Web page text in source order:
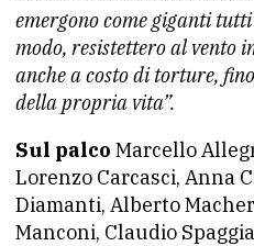
emergono come giganti
modo, resistettero al vento
anche a costo di torture,
della propria vita”.
Sul palco Marcello
Lorenzo Carcasci, Anna
Diamanti, Alberto
Manconi, Claudio